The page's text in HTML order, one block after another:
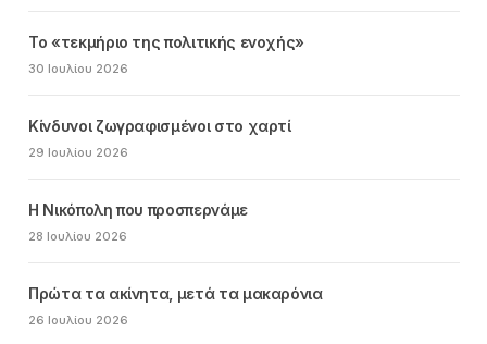
Το «τεκμήριο της πολιτικής ενοχής»
30 Ιουλίου 2026
Κίνδυνοι ζωγραφισμένοι στο χαρτί
29 Ιουλίου 2026
Η Νικόπολη που προσπερνάμε
28 Ιουλίου 2026
Πρώτα τα ακίνητα, μετά τα μακαρόνια
26 Ιουλίου 2026